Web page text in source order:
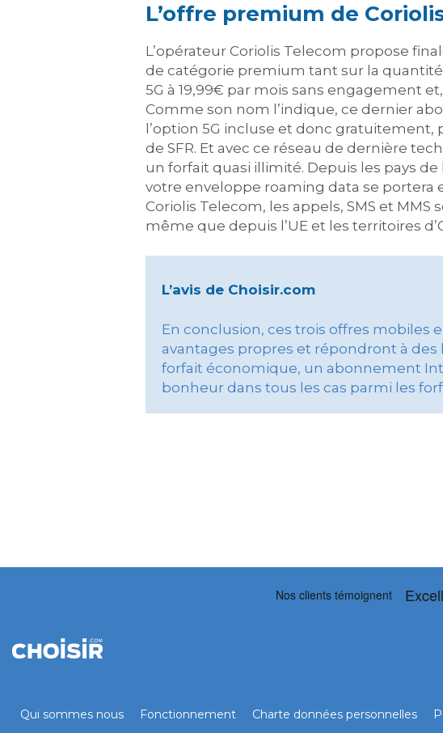
L’offre premium de
L’opérateur Coriolis Telecom propose
de catégorie premium tant sur la quantité
5G à 19,99€ par mois sans engagement
Comme son nom l’indique, ce dernier
l’option 5G incluse et donc
de SFR. Et avec ce réseau de dernière
un forfait quasi illimité. Depuis les pays
votre enveloppe roaming data se portera
Coriolis Telecom, les appels, SMS et
même que depuis l’UE et les territoires
L’avis de Choisir.com
En conclusion, ces trois offres mobiles
avantages propres et répondront à
forfait économique, un abonnement
bonheur dans tous les cas parmi les
Qui sommes nous Fonctionnement Charte données personnelles